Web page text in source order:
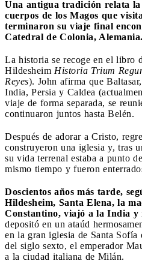
Una antigua tradición relata
cuerpos de los Magos que
terminaron su viaje final
Catedral de Colonia, Alemania.
La historia se recoge en el libro
Hildesheim Historia Trium
Reyes). John afirma que
India, Persia y Caldea
viaje de forma separada, se
continuaron juntos hasta Belén.
Después de adorar a Cristo,
construyeron una iglesia y, tras
su vida terrenal estaba a punto
mismo tiempo y fueron
Doscientos años más tarde,
Hildesheim, Santa Elena, la
Constantino, viajó a la India y
depositó en un ataúd
en la gran iglesia de Santa
del siglo sexto, el emperador
a la ciudad italiana de Milán.